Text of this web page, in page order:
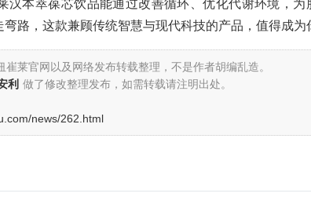
汉本萃葆芯饮品能通过改善循环、优化代谢环境，
路，这款兼顾传统智慧与现代科技的产品，值得成为
莱官网以及网络发布转载整理，不是作者胡编乱造。
利 做了修改整理发布，如需转载请注明出处。
news/262.html